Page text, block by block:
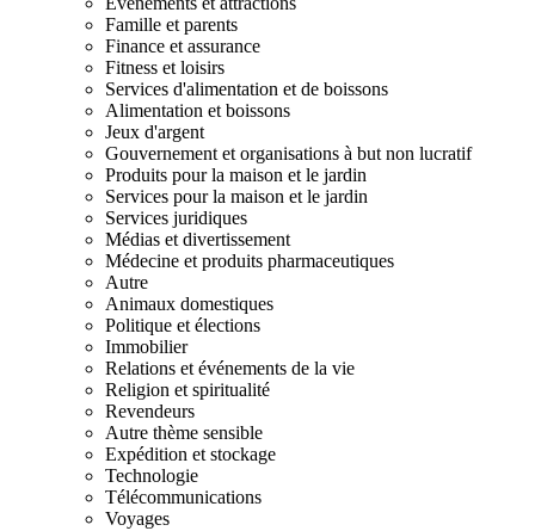
Famille et parents
Finance et assurance
Fitness et loisirs
Services d'alimentation et de boissons
Alimentation et boissons
Jeux d'argent
Gouvernement et organisations à but non lucratif
Produits pour la maison et le jardin
Services pour la maison et le jardin
Services juridiques
Médias et divertissement
Médecine et produits pharmaceutiques
Autre
Animaux domestiques
Politique et élections
Immobilier
Relations et événements de la vie
Religion et spiritualité
Revendeurs
Autre thème sensible
Expédition et stockage
Technologie
Télécommunications
Voyages